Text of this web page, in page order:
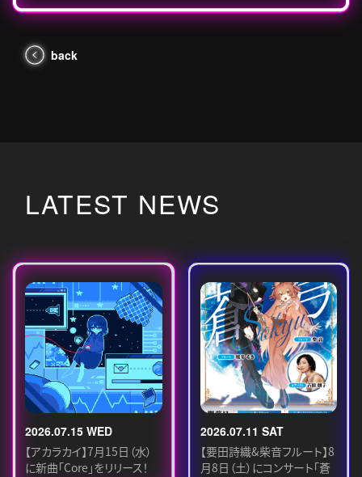
back
LATEST NEWS
2026.07.15 WED
【アカラカイ】7月15日（水）
に新曲「Core」をリリース！
2026.07.11 SAT
【要田詩織&柴音フルート】8
月8日（土）にコンサート「蒼